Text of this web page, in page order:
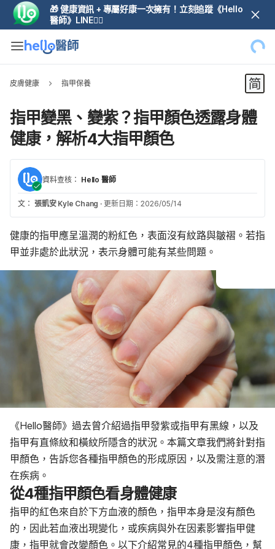
🎁 健康資訊 + 專屬好康一次擁有！立刻追蹤《Hello
醫師》LINE👆🏼
皮膚健康 指甲保養
指甲變黑、變紫？指甲顏色透露身體
健康，解析4大指甲顏色
資料查核： Hello 醫師
文： 張凱安 Kyle Chang · 更新日期：2026/05/14
健康的指甲應呈溫潤的粉紅色，表面沒有紋路與皺褶。若指
甲並非處於此狀況，表示身體可能有某些問題。
《Hello醫師》過去曾介紹過指甲發紫或指甲有黑線，以及
指甲有直條紋和橫紋所隱含的狀況。本篇文章我們將針對指
甲顏色，告訴您各種指甲顏色的形成原因，以及需注意的潛
在疾病。
從4種指甲顏色看身體健康
指甲的紅色來自於下方血液的顏色，指甲本身是沒有顏色
的，因此若血液出現變化，或疾病與外在因素影響指甲健
康，指甲就會改變顏色。以下介紹常見的4種指甲顏色，幫